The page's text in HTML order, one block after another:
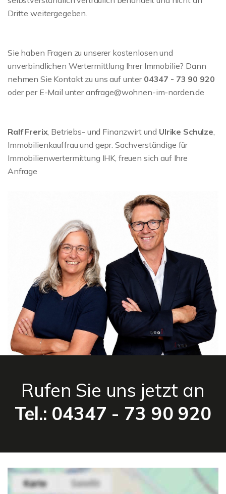
Dritte weitergegeben.
Sie haben Fragen zu unserer kostenlosen und
unverbindlichen Wertermittlung Ihrer Immobilie? Dann
nehmen Sie Kontakt zu uns auf unter 04347 - 73 90 920
oder per E-Mail unter anfrage@wohnen-im-norden.de
Ralf Frerix, Betriebs- und Finanzwirt und Ulrike Schulze,
Immobilienkauffrau und gepr. Sachverständige für
Immobilienwertermittung IHK, freuen sich auf Ihre
Anfrage
Rufen Sie uns jetzt an
Tel.: 04347 - 73 90 920